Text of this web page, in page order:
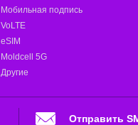
Мобильная подпись
VoLTE
eSIM
Moldcell 5G
Другие
Отправить